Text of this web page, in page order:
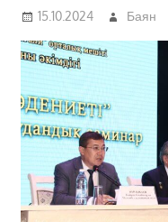
15.10.2024 Баян